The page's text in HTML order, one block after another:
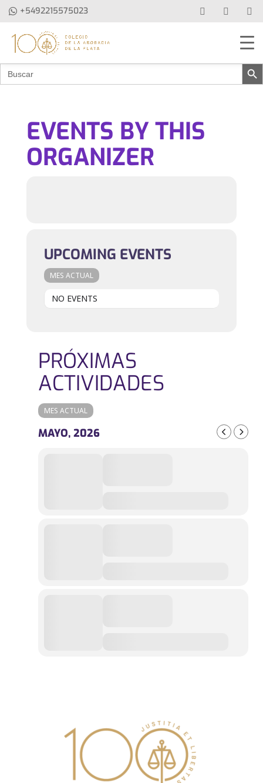
+5492215575023
Buscar: Botón de
EVENTS BY THIS
ORGANIZER
UPCOMING EVENTS
MES ACTUAL
NO EVENTS
PRÓXIMAS
ACTIVIDADES
MES ACTUAL
MAYO, 2026